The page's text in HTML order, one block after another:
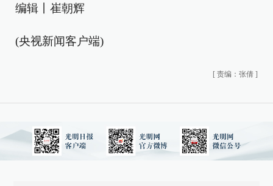
编辑丨崔朝辉
(央视新闻客户端)
[ 责编：张倩 ]